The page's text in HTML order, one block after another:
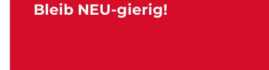
Bleib NEU-gierig!